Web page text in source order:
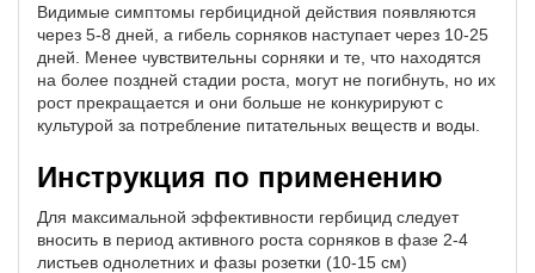
Видимые симптомы гербицидной действия появляются
через 5-8 дней, а гибель сорняков наступает через 10-25
дней. Менее чувствительны сорняки и те, что находятся
на более поздней стадии роста, могут не погибнуть, но их
рост прекращается и они больше не конкурируют с
культурой за потребление питательных веществ и воды.
Инструкция по применению
Для максимальной эффективности гербицид следует
вносить в период активного роста сорняков в фазе 2-4
листьев однолетних и фазы розетки (10-15 см)